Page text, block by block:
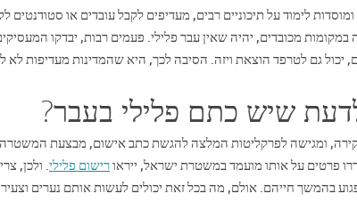
לימוד על תיכוניים רבים, מעדיפים לקבל עובדים או
במקומות מכובדים, יהיה שאין עבר פלילי. פעמים רבות, יבדקו
גם לטרפד הוצאת ויזה. הסיבה לכך, היא שהמדינות מעדיפות לא
שיש כתם פלילי בעבר?
ומגישה לפרקליטות המלצה להגשת כתב אישום, מבצעת המשטרה
פרטים על אותו מועמד במשטרת ישראל, ייראורישום פלילי. ולכן,
בהמשך חייהם. אולם, מה בכל זאת יכולים לעשות אותם נערים